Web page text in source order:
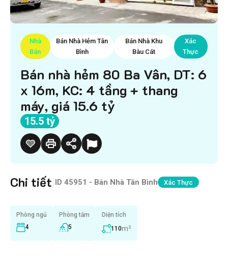
Nhà
Bán
Bán Nhà Hẻm Tân
Bình
Bán Nhà Khu
Bàu Cát
Xác
Thực
Bán nhà hẻm 80 Ba Vân, DT: 6
x 16m, KC: 4 tầng + thang
máy, giá 15.6 tỷ
15.5 tỷ
Chi tiết ID 45951 - Bán Nhà Tân Bình Xác Thực
Phòng ngủ
4
Phòng tắm
5
Diện tích
110m²